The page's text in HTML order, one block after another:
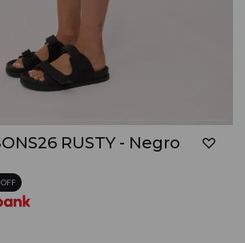
RUSTY - Negro